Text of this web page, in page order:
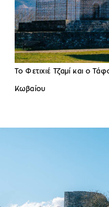
Το Φετιχιέ Τζαμί και ο
Κωβαίου